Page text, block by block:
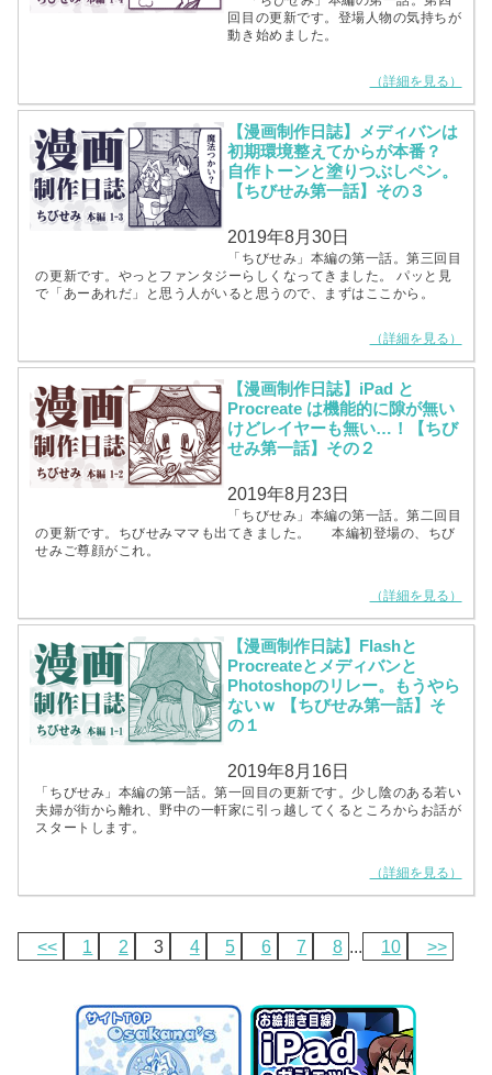
回目の更新です。登場人物の気持ちが
動き始めました。
（詳細を見る）
【漫画制作日誌】メディバンは
初期環境整えてからが本番？
自作トーンと塗りつぶしペン。
【ちびせみ第一話】その３
2019年8月30日
「ちびせみ」本編の第一話。第三回目
の更新です。やっとファンタジーらしくなってきました。 パッと見
で「あーあれだ」と思う人がいると思うので、まずはここから。
（詳細を見る）
【漫画制作日誌】iPad と
Procreate は機能的に隙が無い
けどレイヤーも無い…！【ちび
せみ第一話】その２
2019年8月23日
「ちびせみ」本編の第一話。第二回目
の更新です。ちびせみママも出てきました。 本編初登場の、ちび
せみご尊顔がこれ。
（詳細を見る）
【漫画制作日誌】Flashと
Procreateとメディバンと
Photoshopのリレー。もうやら
ないｗ 【ちびせみ第一話】そ
の１
2019年8月16日
「ちびせみ」本編の第一話。第一回目の更新です。少し陰のある若い
夫婦が街から離れ、野中の一軒家に引っ越してくるところからお話が
スタートします。
（詳細を見る）
<< 1 2 3 4 5 6 7 8 ... 10 >>